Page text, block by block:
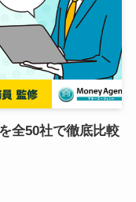
全50社で徹底比較